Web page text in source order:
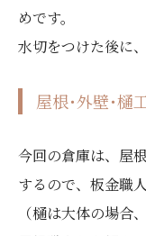
めです。
水切をつけた後に
屋根･外壁･樋
今回の倉庫は、屋
するので、板金職
（樋は大体の場合